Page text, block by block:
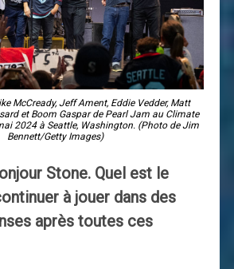
McCready, Jeff Ament, Eddie Vedder, Matt
et Boom Gaspar de Pearl Jam au Climate
2024 à Seattle, Washington. (Photo de Jim
Bennett/Getty Images)
Stone. Quel est le
à jouer dans des
après toutes ces